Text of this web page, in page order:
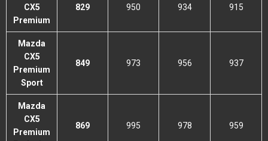
CX5
Premium
829 950 934 915
Mazda
CX5
Premium
Sport
849 973 956 937
Mazda
CX5
Premium
869 995 978 959